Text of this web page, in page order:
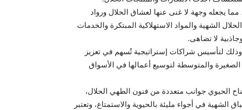
يجعله وجهة لا غنى عنها لعشاق الحلال ورواد
الشهية والمواد الاستهلاكية المبتكرة والخدمات
لا تضاهى.
شركات ومؤسسات وهيئات من 120 دولة ، وذلك لتأسيس شراكات إستراتيجية تُسهم في تعزيز
الصغيرة والمتوسطة لتوسيع أعمالها في الأسواق
الحيوي جوانب متعددة من فنون الطهي الحلال،
في أجواء مليئة بالحيوية والاستمتاع، وتعتبر